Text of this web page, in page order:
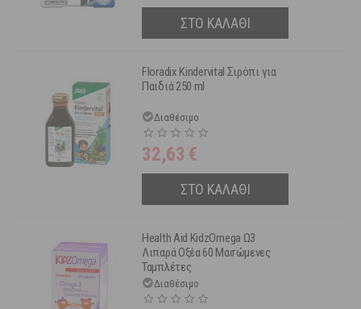
ΣΤΟ ΚΑΛΑΘΙ
Floradix Kindervital Σιρόπι για
Παιδιά 250 ml
Διαθέσιμο
32,63 €
ΣΤΟ ΚΑΛΑΘΙ
Health Aid KidzOmega Ω3
Λιπαρά Οξέα 60 Μασώμενες
Ταμπλέτες
Διαθέσιμο